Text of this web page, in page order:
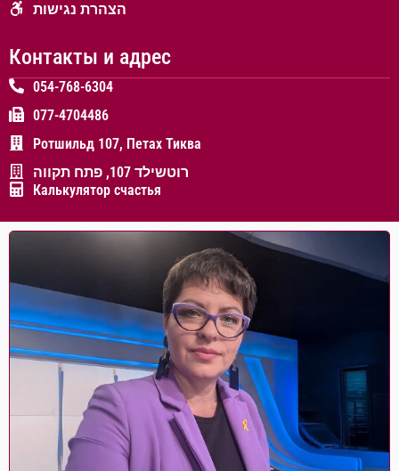
הצהרת נגישות
Контакты и адрес
054-768-6304
077-4704486
Ротшильд 107, Петах Тиква
רוטשילד 107, פתח תקווה
Калькулятор счастья